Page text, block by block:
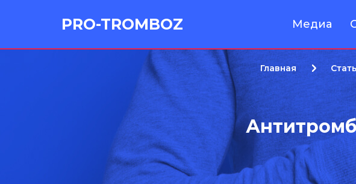
PRO-TROMBOZ Медиа
Главная